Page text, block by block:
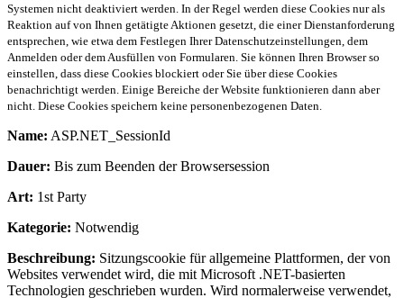
Systemen nicht deaktiviert werden. In der Regel werden diese Cookies nur als
Reaktion auf von Ihnen getätigte Aktionen gesetzt, die einer Dienstanforderung
entsprechen, wie etwa dem Festlegen Ihrer Datenschutzeinstellungen, dem
Anmelden oder dem Ausfüllen von Formularen. Sie können Ihren Browser so
einstellen, dass diese Cookies blockiert oder Sie über diese Cookies
benachrichtigt werden. Einige Bereiche der Website funktionieren dann aber
nicht. Diese Cookies speichern keine personenbezogenen Daten.
Name: ASP.NET_SessionId
Dauer: Bis zum Beenden der Browsersession
Art: 1st Party
Kategorie: Notwendig
Beschreibung: Sitzungscookie für allgemeine Plattformen, der von
Websites verwendet wird, die mit Microsoft .NET-basierten
Technologien geschrieben wurden. Wird normalerweise verwendet,